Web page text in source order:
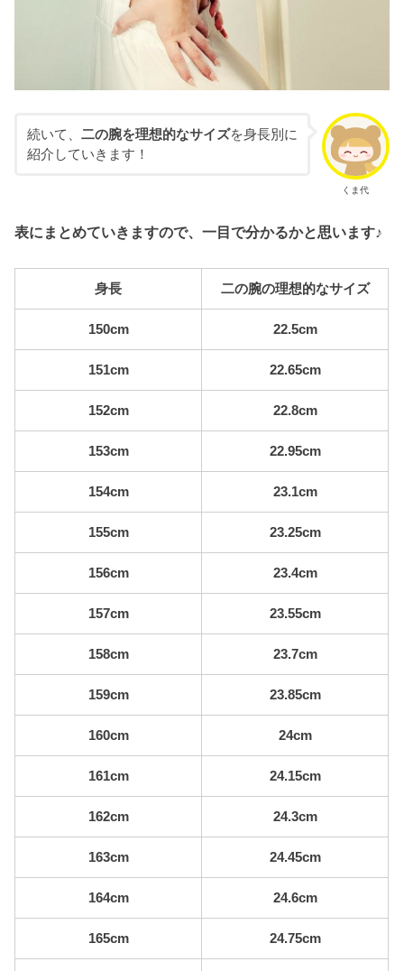
くま代
続いて、 二の腕を理想的なサイズを身長別に
紹介していきます！
表にまとめていきますので、一目で分かるかと思います♪
身長 二の腕の理想的なサイズ
150cm 22.5cm
151cm 22.65cm
152cm 22.8cm
153cm 22.95cm
154cm 23.1cm
155cm 23.25cm
156cm 23.4cm
157cm 23.55cm
158cm 23.7cm
159cm 23.85cm
160cm 24cm
161cm 24.15cm
162cm 24.3cm
163cm 24.45cm
164cm 24.6cm
165cm 24.75cm